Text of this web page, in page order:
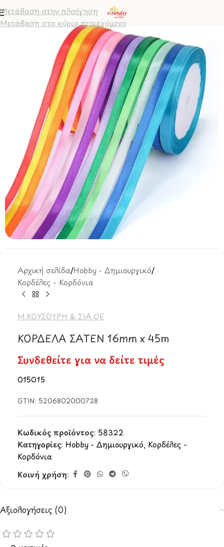
Μετάβαση στην πλοήγηση
Μετάβαση στο κύριο περιεχόμενο
Αρχική σελίδα/Hobby - Δημιουργικό/
Κορδέλες - Κορδόνια
Μ.ΚΟΥΣΟΥΡΗ & ΣΙΑ ΟΕ
ΚΟΡΔΕΛΑ ΣΑΤΕΝ 16mm x 45m
Συνδεθείτε για να δείτε τιμές
015015
GTIN: 5206802000728
Κωδικός προϊόντος: 58322
Κατηγορίες: Hobby - Δημιουργικό, Κορδέλες -
Κορδόνια
Κοινή χρήση:
Αξιολογήσεις (0)